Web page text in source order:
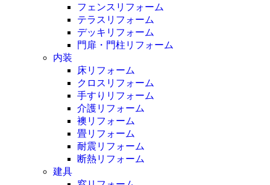
フェンスリフォーム
テラスリフォーム
デッキリフォーム
門扉・門柱リフォーム
内装
床リフォーム
クロスリフォーム
手すりリフォーム
介護リフォーム
襖リフォーム
畳リフォーム
耐震リフォーム
断熱リフォーム
建具